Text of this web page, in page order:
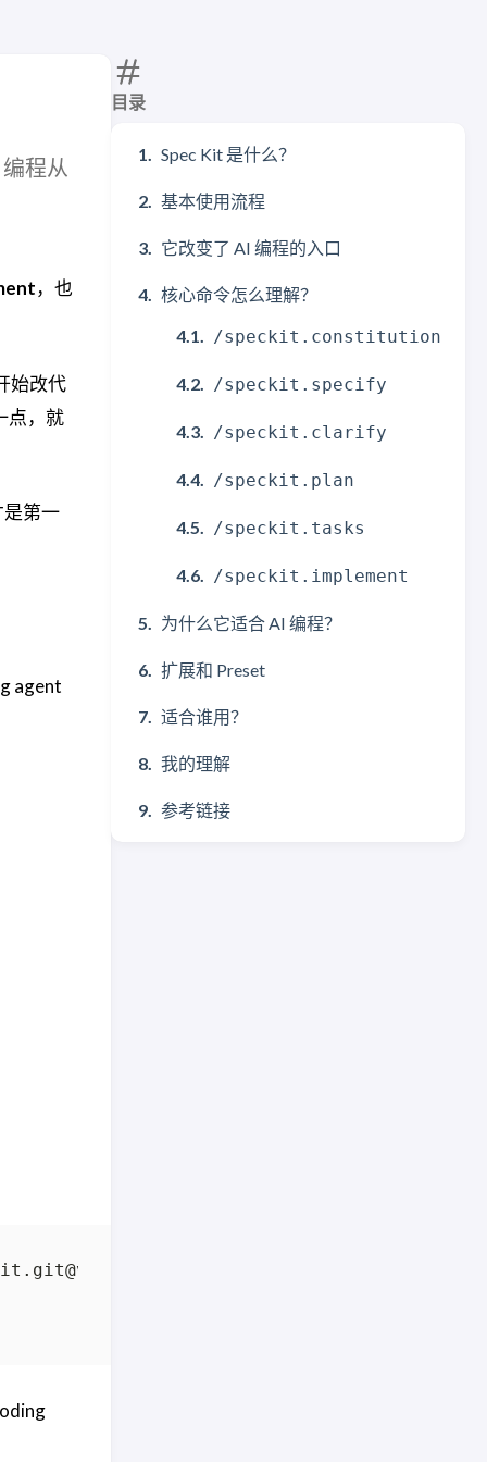
目录
Spec Kit 是什么？
基本使用流程
它改变了 AI 编程的入口
核心命令怎么理解？
/speckit.constitution
/speckit.specify
/speckit.clarify
/speckit.plan
/speckit.tasks
/speckit.implement
为什么它适合 AI 编程？
扩展和 Preset
适合谁用？
我的理解
参考链接
程从
，也
始改代
点，就
第一
agent